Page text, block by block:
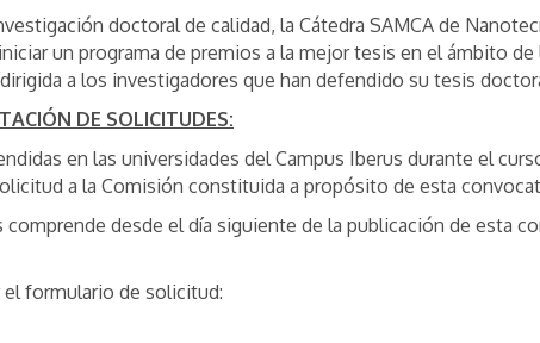
doctoral de calidad, la Cátedra SAMCA de
un programa de premios a la mejor tesis en el ámbito
a los investigadores que han defendido su tesis
DE SOLICITUDES:
en las universidades del Campus Iberus durante el
a la Comisión constituida a propósito de esta
desde el día siguiente de la publicación de esta
el formulario de solicitud: